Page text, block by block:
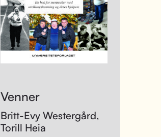
Venner
Britt-Evy Westergård,
Torill Heia